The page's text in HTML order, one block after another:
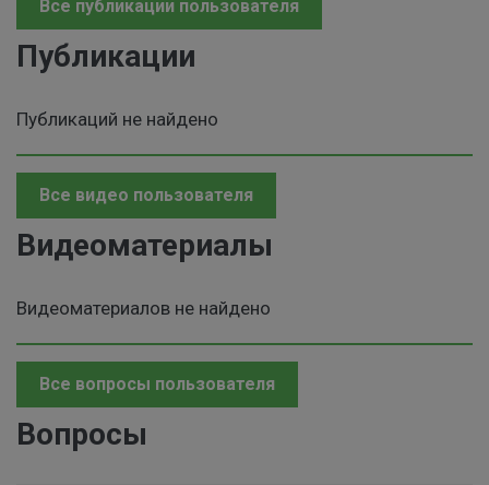
Все публикации пользователя
Публикации
Публикаций не найдено
Все видео пользователя
Видеоматериалы
Видеоматериалов не найдено
Все вопросы пользователя
Вопросы